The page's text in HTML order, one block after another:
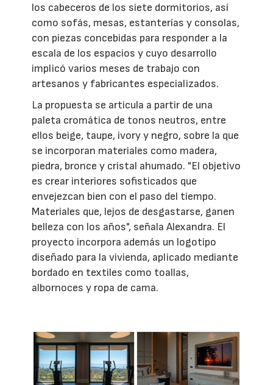
los cabeceros de los siete dormitorios, así
como sofás, mesas, estanterías y consolas,
con piezas concebidas para responder a la
escala de los espacios y cuyo desarrollo
implicó varios meses de trabajo con
artesanos y fabricantes especializados.
La propuesta se articula a partir de una
paleta cromática de tonos neutros, entre
ellos beige, taupe, ivory y negro, sobre la que
se incorporan materiales como madera,
piedra, bronce y cristal ahumado. "El objetivo
es crear interiores sofisticados que
envejezcan bien con el paso del tiempo.
Materiales que, lejos de desgastarse, ganen
belleza con los años", señala Alexandra. El
proyecto incorpora además un logotipo
diseñado para la vivienda, aplicado mediante
bordado en textiles como toallas,
albornoces y ropa de cama.